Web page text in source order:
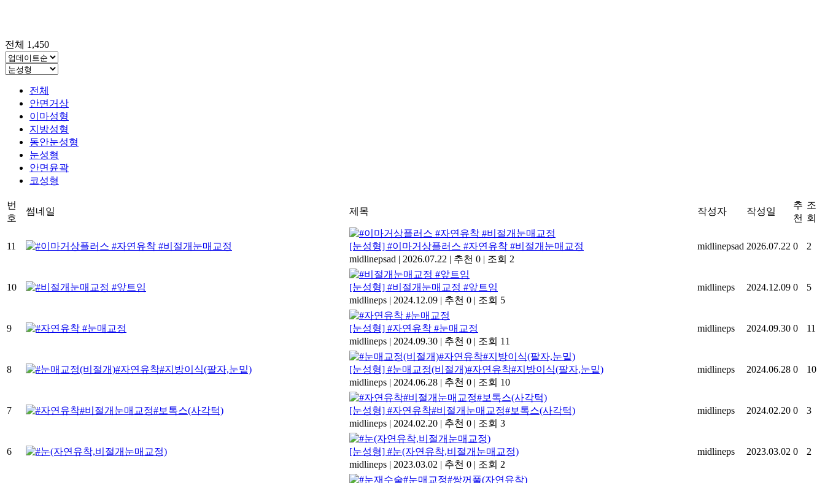
전체 1,450
전체
안면거상
이마성형
지방성형
동안눈성형
눈성형
안면윤곽
코성형
번
호
썸네일 제목 작성자 작성일
추
천
조
회
11
[눈성형] #이마거상플러스 #자연유착 #비절개눈매교정
midlinepsad | 2026.07.22 | 추천 0 | 조회 2
midlinepsad 2026.07.22 0 2
10
[눈성형] #비절개눈매교정 #앞트임
midlineps | 2024.12.09 | 추천 0 | 조회 5
midlineps 2024.12.09 0 5
9
[눈성형] #자연유착 #눈매교정
midlineps | 2024.09.30 | 추천 0 | 조회 11
midlineps 2024.09.30 0 11
8
[눈성형] #눈매교정(비절개)#자연유착#지방이식(팔자,눈밑)
midlineps | 2024.06.28 | 추천 0 | 조회 10
midlineps 2024.06.28 0 10
7
[눈성형] #자연유착#비절개눈매교정#보톡스(사각턱)
midlineps | 2024.02.20 | 추천 0 | 조회 3
midlineps 2024.02.20 0 3
6
[눈성형] #눈(자연유착,비절개눈매교정)
midlineps | 2023.03.02 | 추천 0 | 조회 2
midlineps 2023.03.02 0 2